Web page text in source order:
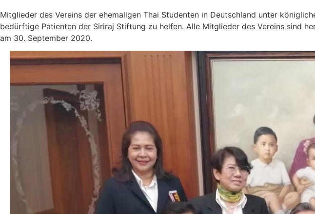
Mitglieder des Vereins der ehemaligen Thai Studenten in Deutschland unter
bedürftige Patienten der Siriraj Stiftung zu helfen. Alle Mitglieder des Vereins sind
am 30. September 2020.